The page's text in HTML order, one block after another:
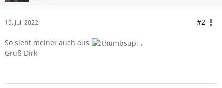
19. Juli 2022 #2
So sieht meiner auch aus
,
Gruß Dirk